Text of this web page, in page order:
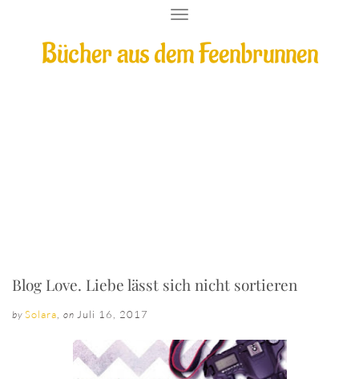
Bücher aus dem Feenbrunnen
T
G
Blog Love. Liebe lässt sich nicht sortieren
by Solara on Juli 16, 2017